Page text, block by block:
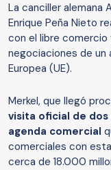
La canciller alemana
Enrique Peña Nieto
con el libre comercio
negociaciones de un
Europea (UE).
Merkel, que llegó
visita oficial de dos
agenda comercial
comerciales con
cerca de 18.000